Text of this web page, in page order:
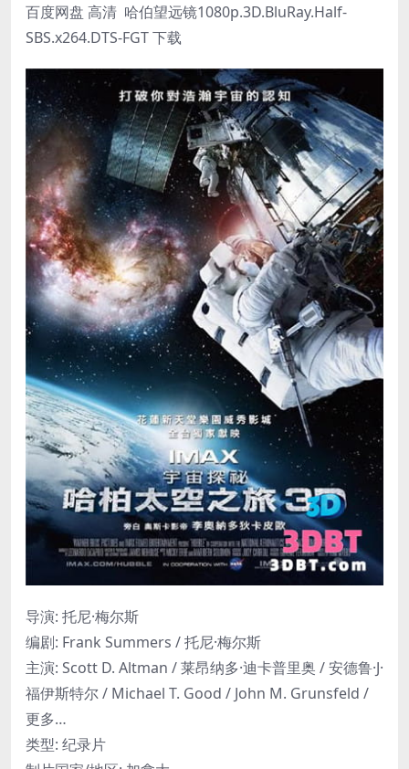
百度网盘 高清 哈伯望远镜1080p.3D.BluRay.Half-
SBS.x264.DTS-FGT 下载
导演: 托尼·梅尔斯
编剧: Frank Summers / 托尼·梅尔斯
主演: Scott D. Altman / 莱昂纳多·迪卡普里奥 / 安德鲁·J·
福伊斯特尔 / Michael T. Good / John M. Grunsfeld /
更多…
类型: 纪录片